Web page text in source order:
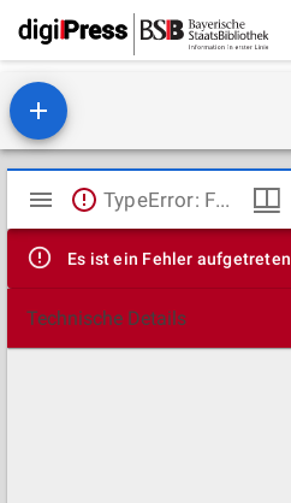
Mirador
Viewer
TypeError: Failed to fetch
Es ist ein Fehler aufgetreten
Technische Details